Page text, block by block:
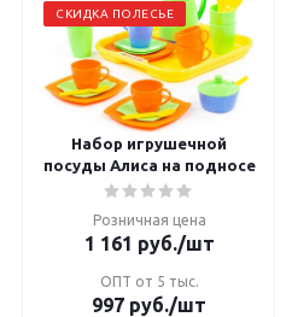
СКИДКА ПОЛЕСЬЕ
Набор игрушечной
посуды Алиса на подносе
Розничная цена
1 161 руб./шт
ОПТ от 5 тыс.
997 руб./шт